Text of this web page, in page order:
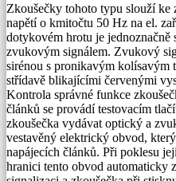
Zkoušečky tohoto typu slouží
napětí o kmitočtu 50 Hz na el.
dotykovém hrotu je jednoznačně
zvukovým signálem. Zvukový
sirénou s pronikavým kolísavým
střídavě blikajícími červenými
Kontrola správné funkce
článků se provádí testovacím
zkoušečka vydávat optický a
vestavěný elektrický obvod,
napájecích článků. Při poklesu
hranici tento obvod automaticky